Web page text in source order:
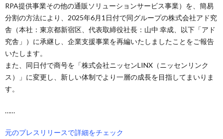
RPA提供事業その他の通販ソリューションサービス事業）を、簡易
分割の方法により、2025年6月1日付で同グループの株式会社アド究
舎（本社：東京都新宿区、代表取締役社長：山中 幸成、以下「アド
究舎」）に承継し、企業支援事業を再編いたしましたことをご報告
いたします。
また、同日付で商号を「株式会社ニッセンLINX（ニッセンリンク
ス）」に変更し、新しい体制でより一層の成長を目指してまいりま
す。
……
元のプレスリリースで詳細をチェック